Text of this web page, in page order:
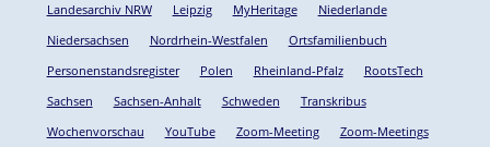
Landesarchiv NRW
Leipzig MyHeritage
Niederlande
Niedersachsen
Nordrhein-Westfalen
Ortsfamilienbuch
Personenstandsregister
Polen Rheinland-Pfalz
RootsTech
Sachsen
Sachsen-Anhalt Schweden
Transkribus
Wochenvorschau
YouTube Zoom-Meeting
Zoom-Meetings